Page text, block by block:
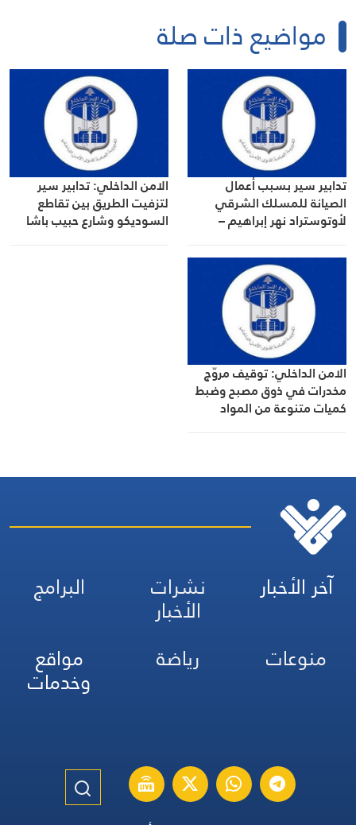
مواضيع ذات صلة
تدابير سير بسبب أعمال
الصيانة للمسلك الشرقي
لأوتوستراد نهر إبراهيم –
الامن الداخلي: تدابير سير
لتزفيت الطريق بين تقاطع
السوديكو وشارع حبيب باشا
الامن الداخلي: توقيف مروّج
مخدرات في ذوق مصبح وضبط
كميات متنوعة من المواد
آخر الأخبار نشرات
الأخبار
البرامج
منوعات
رياضة مواقع
وخدمات